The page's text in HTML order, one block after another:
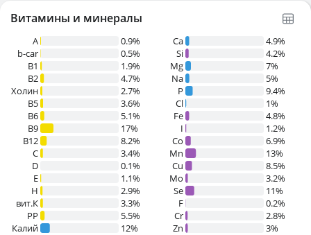
Витамины и минералы
A
0.9%
b-car
0.5%
В1
1.9%
B2
4.7%
Холин
2.7%
B5
3.6%
B6
5.1%
B9
17%
B12
8.2%
C
3.4%
D
0.1%
E
1.1%
H
2.9%
вит.К
3.3%
PP
5.5%
Калий
12%
Ca
4.9%
Si
4.2%
Mg
7%
Na
5%
P
9.4%
Cl
1%
Fe
4.8%
I
1.2%
Co
6.9%
Mn
13%
Cu
8.5%
Mo
3.2%
Se
11%
F
0.2%
Cr
2.8%
Zn
3%